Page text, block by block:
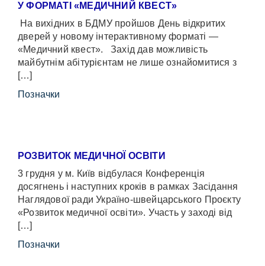
У ФОРМАТІ «МЕДИЧНИЙ КВЕСТ»
На вихідних в БДМУ пройшов День відкритих
дверей у новому інтерактивному форматі —
«Медичний квест». Захід дав можливість
майбутнім абітурієнтам не лише ознайомитися з
[…]
Позначки
РОЗВИТОК МЕДИЧНОЇ ОСВІТИ
3 грудня у м. Київ відбулася Конференція
досягнень і наступних кроків в рамках Засідання
Наглядової ради Україно-швейцарського Проєкту
«Розвиток медичної освіти». Участь у заході від
[…]
Позначки